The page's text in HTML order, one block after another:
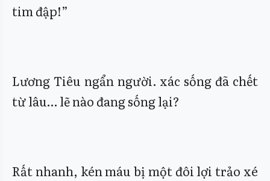
tim đập!”
Lương Tiêu ngẩn người. xác sống đã chết
từ lâu… lẽ nào đang sống lại?
Rất nhanh, kén máu bị một đôi lợi trảo xé